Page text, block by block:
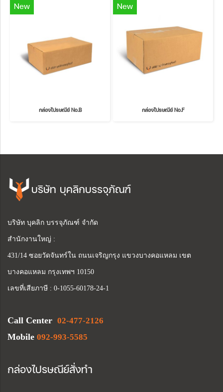
New
กล่องไปรษณีย์ No.B
New
กล่องไปรษณีย์ No.F
บริษัท บุคลิกบรรจุภัณฑ์
บริษัท บุคลิก บรรจุภัณฑ์ จำกัด
สำนักงานใหญ่ :
431/14 ซอยวัดจันทร์ใน ถนนเจริญกรุง แขวงบางคอแหลม เขต
บางคอแหลม กรุงเทพฯ 10150
เลขที่เสียภาษี : 0-1055-60178-24-1
Call Center 02-477-2126
Mobile 092-993-5585
กล่องไปรษณีย์สั่งทำ